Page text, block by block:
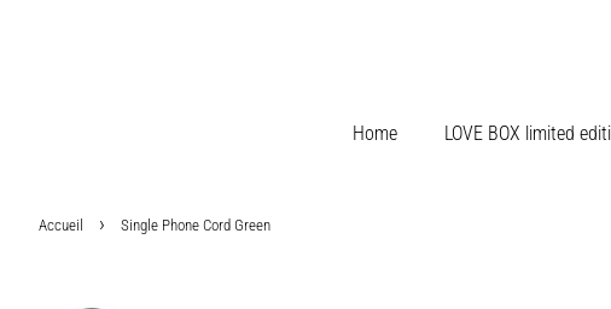
Home LOVE BOX limited
Accueil › Single Phone Cord Green